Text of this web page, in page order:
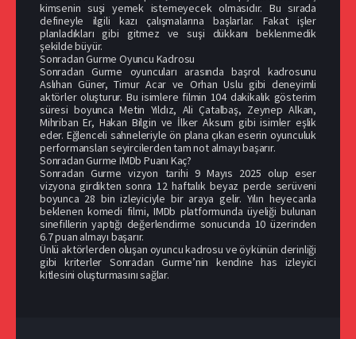
kimsenin suşi yemek istemeyecek olmasıdır. Bu sırada
defineyle ilgili kazı çalışmalarına başlarlar. Fakat işler
planladıkları gibi gitmez ve suşi dükkanı beklenmedik
şekilde büyür.
Sonradan Gurme Oyuncu Kadrosu
Sonradan Gurme oyuncuları arasında başrol kadrosunu
Aslıhan Güner, Timur Acar ve Orhan Uslu gibi deneyimli
aktörler oluşturur. Bu isimlere filmin 104 dakikalık gösterim
süresi boyunca Metin Yıldız, Ali Çatalbaş, Zeynep Alkan,
Mihriban Er, Hakan Bilgin ve İlker Aksum gibi isimler eşlik
eder. Eğlenceli sahneleriyle ön plana çıkan eserin oyunculuk
performansları seyircilerden tam not almayı başarır.
Sonradan Gurme IMDb Puanı Kaç?
Sonradan Gurme vizyon tarihi 9 Mayıs 2025 olup eser
vizyona girdikten sonra 12 haftalık beyaz perde serüveni
boyunca 28 bin izleyiciyle bir araya gelir. Yılın heyecanla
beklenen komedi filmi, IMDb platformunda üyeliği bulunan
sinefillerin yaptığı değerlendirme sonucunda 10 üzerinden
6.7 puan almayı başarır.
Ünlü aktörlerden oluşan oyuncu kadrosu ve öykünün derinliği
gibi kriterler Sonradan Gurme’nin kendine has izleyici
kitlesini oluşturmasını sağlar.